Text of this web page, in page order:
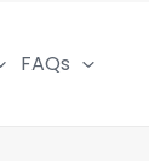
FAQs